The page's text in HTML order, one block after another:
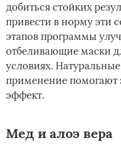
добиться стойких
привести в норму эти
этапов программы
отбеливающие маски
условиях.
применение помогают
эффект.
Мед и алоэ вера